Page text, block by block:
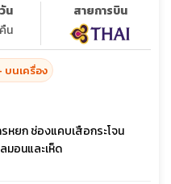
14-18 15-19
น
น
สายการบิน
บนเครื่อง
รหยก ช่องแคบเสือกระโจน
มอนและเห็ด